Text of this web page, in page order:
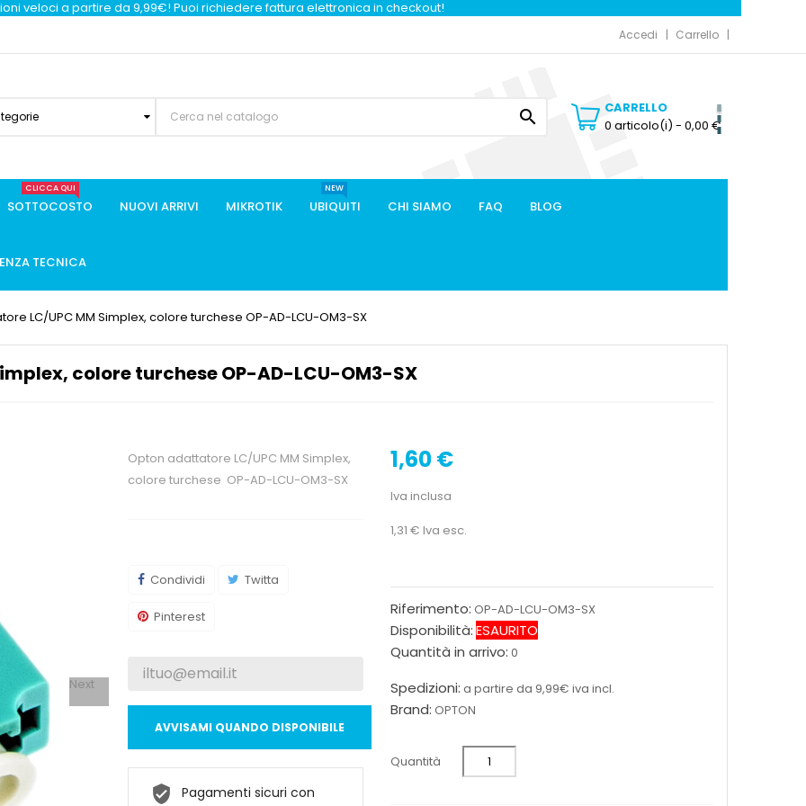
veloci a partire da 9,99€! Puoi richiedere fattura elettronica in checkout!
Accedi Carrello

CARRELLO
0 articolo(i) - 0,00 €
SOTTOCOSTO
CLICCA QUI
NUOVI ARRIVI MIKROTIK UBIQUITI
NEW
CHI SIAMO FAQ BLOG
TECNICA
LC/UPC MM Simplex, colore turchese OP-AD-LCU-OM3-SX
colore turchese OP-AD-LCU-OM3-SX
Next
1,60 €
Iva inclusa
1,31 € Iva esc.
Riferimento: OP-AD-LCU-OM3-SX
Disponibilità:ESAURITO
Quantità in arrivo: 0
Spedizioni: a partire da 9,99€ iva incl.
Brand: OPTON
Quantità
Opton adattatore LC/UPC MM Simplex,
colore turchese OP-AD-LCU-OM3-SX
Condividi Twitta
Pinterest
AVVISAMI QUANDO DISPONIBILE
Pagamenti sicuri con